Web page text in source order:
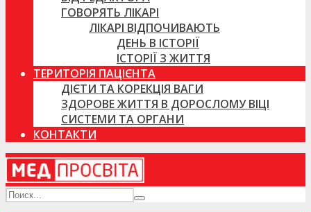
ГОВОРЯТЬ ЛІКАРІ
ЛІКАРІ ВІДПОЧИВАЮТЬ
ДЕНЬ В ІСТОРІЇ
ІСТОРІЇ З ЖИТТЯ
ТЕРИТОРІЯ ПАЦІЄНТА
ДІЄТИ ТА КОРЕКЦІЯ ВАГИ
ЗДОРОВЕ ЖИТТЯ В ДОРОСЛОМУ ВІЦІ
СИСТЕМИ ТА ОРГАНИ
КОНТАКТИ